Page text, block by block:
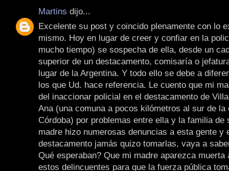
Martins dijo...
Excelente su post y coincido plenamente con lo
mismo. Hoy en lugar de creer y confiar en la
mucho tiempo) se sospecha de ella, desde un
superior de un destacamento, comisaría o
lugar de la Argentina. Y todo ello se debe a
los que Ud. hace referencia. Le cuento que mi
del inaccionar policial en el destacamento de
Ana (una comuna a pocos kilómetros al sur de la
Córdoba) por problemas entre ella y la familia de
madre hizo numerosas denuncias a esta gente y
destacamento jamás quizo tomarlas, vaya a
Qué esperaban? Que mi madre aparezca muerta
estos delincuentes para que la fuerza pública